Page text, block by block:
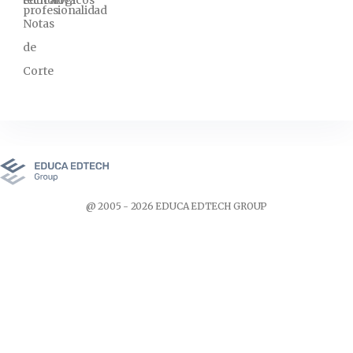
Notas
de
Corte
profesionalidad
@ 2005 - 2026 EDUCA EDTECH GROUP